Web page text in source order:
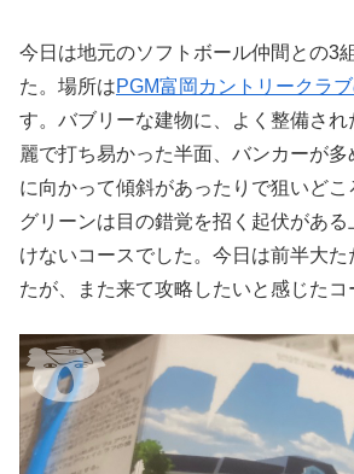
今日は地元のソフトボール仲間との3
た。場所はPGM富岡カントリークラ
す。バブリーな建物に、よく整備さ
麗で打ち易かった半面、バンカーが
に向かって傾斜があったりで狙いど
グリーンは目の錯覚を招く起伏があ
けないコースでした。今日は前半大
たが、また来て攻略したいと感じたコ